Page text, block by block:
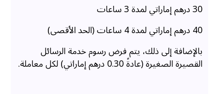
30 درهم إماراتي لمدة 3 ساعات
40 درهم إماراتي لمدة 4 ساعات (الحد الأقصى)
بالإضافة إلى ذلك، يتم فرض رسوم خدمة الرسائل
القصيرة الصغيرة (عادةً 0.30 درهم إماراتي) لكل معاملة.